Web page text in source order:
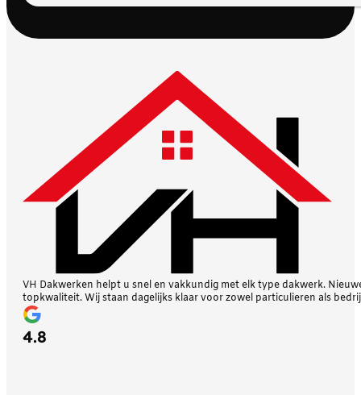
VH Dakwerken helpt u snel en vakkundig met elk type dakwerk.
topkwaliteit. Wij staan dagelijks klaar voor zowel particulieren als
4.8